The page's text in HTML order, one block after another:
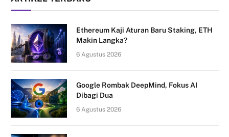
Ethereum Kaji Aturan Baru Staking, ETH
Makin Langka?
6 Agustus 2026
Google Rombak DeepMind, Fokus AI
Dibagi Dua
6 Agustus 2026